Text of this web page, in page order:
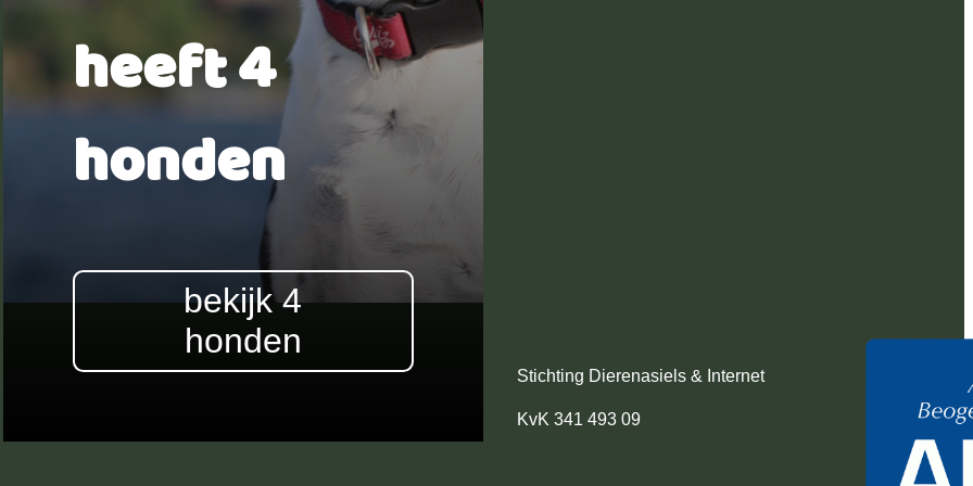
heeft 4
honden
bekijk 4
honden
Stichting Dierenasiels & Internet
KvK 341 493 09